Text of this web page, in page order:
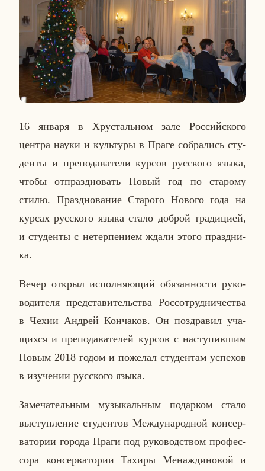
16 января в Хру­сталь­ном зале Рос­сий­ско­го
центра науки и куль­ту­ры в Праге со­бра­лись сту­
ден­ты и пре­по­да­ва­те­ли курсов рус­ско­го языка,
чтобы от­празд­но­вать Новый год по ста­ро­му
стилю. Празд­но­ва­ние Ста­ро­го Нового года на
курсах рус­ско­го языка стало доброй тра­ди­ци­ей,
и сту­ден­ты с нетер­пе­ни­ем ждали этого празд­ни­
ка.
Вечер открыл ис­пол­ня­ю­щий обя­зан­но­сти ру­ко­
во­ди­те­ля пред­ста­ви­тель­ства Рос­со­труд­ни­че­ства
в Чехии Андрей Кон­ча­ков. Он по­здра­вил уча­
щих­ся и пре­по­да­ва­те­лей курсов с на­сту­пив­шим
Новым 2018 годом и по­же­лал сту­ден­там успе­хов
в изу­че­нии рус­ско­го языка.
За­ме­ча­тель­ным му­зы­каль­ным по­дар­ком стало
вы­ступ­ле­ние сту­ден­тов Меж­ду­на­род­ной кон­сер­
ва­то­рии города Праги под ру­ко­вод­ством про­фес­
со­ра кон­сер­ва­то­рии Тахиры Ме­на­жди­но­вой и